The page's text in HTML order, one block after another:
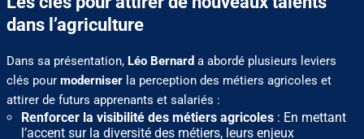
dans l’agriculture
Dans sa présentation, Léo Bernard a abordé plusieurs leviers
clés pour moderniserla perception des métiers agricoles et
attirer de futurs apprenants et salariés :
Renforcer la visibilité des métiers agricoles: En mettant
l’accent sur la diversité des métiers, leurs enjeux